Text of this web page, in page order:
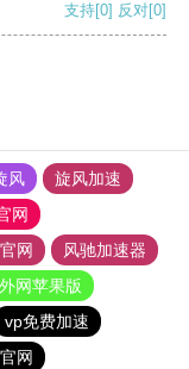
支持[0] 反对[0]
风
旋风加速
网
网
风驰加速器
网苹果版
vp免费加速
网